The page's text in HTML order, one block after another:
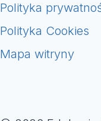
Polityka
Polityka Cookies
Mapa witryny